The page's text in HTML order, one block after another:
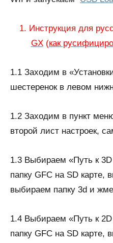
1. Инструкция для
GX(как
1.1 Заходим в
шестеренок в левом
1.2 Заходим в пункт
второй лист настроек,
1.3 Выбираем «Путь к
папку GFC на SD
выбираем папку 3d и
1.4 Выбираем «Путь к
папку GFC на SD